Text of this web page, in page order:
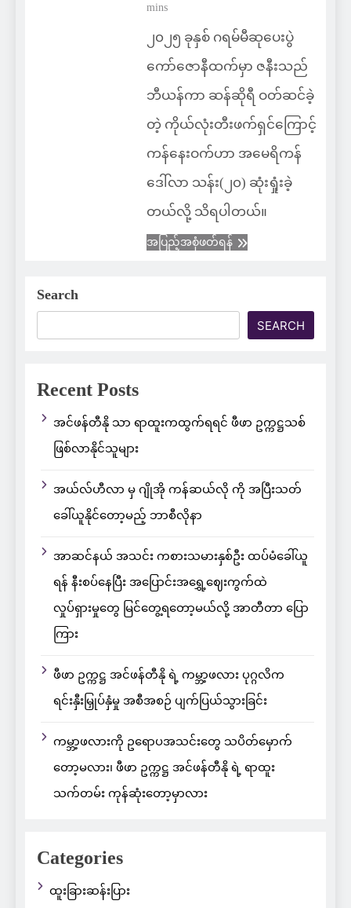
mins
၂၀၂၅ ခုနှစ် ဂရမ်မီဆုပေးပွဲ
ကော်ဇောနီထက်မှာ ဇနီးသည်
ဘီယန်ကာ ဆန်ဆိုရီ ဝတ်ဆင်ခဲ့
တဲ့ ကိုယ်လုံးတီးဖက်ရှင်ကြောင့်
ကန်နေးဝက်ဟာ အမေရိကန်
ဒေါ်လာ သန်း(၂၀) ဆုံးရှုံးခဲ့
တယ်လို့ သိရပါတယ်။
အပြည့်အစုံဖတ်ရန်
Search
SEARCH
Recent Posts
အင်ဖန်တီနို သာ ရာထူးကထွက်ရရင် ဖီဖာ ဥက္ကဋ္ဌသစ်
ဖြစ်လာနိုင်သူများ
အယ်လ်ဟီလာ မှ ဂျိုအို ကန်ဆယ်လို ကို အပြီးသတ်
ခေါ်ယူနိုင်တော့မည့် ဘာစီလိုနာ
အာဆင်နယ် အသင်း ကစားသမားနှစ်ဦး ထပ်မံခေါ်ယူ
ရန် နီးစပ်နေပြီး အပြောင်းအရွှေ့ဈေးကွက်ထဲ
လှုပ်ရှားမှုတွေ မြင်တွေ့ရတော့မယ်လို့ အာတီတာ ပြော
ကြား
ဖီဖာ ဥက္ကဋ္ဌ အင်ဖန်တီနို ရဲ့ ကမ္ဘာ့ဖလား ပုဂ္ဂလိက
ရင်းနှီးမြှုပ်နှံမှု အစီအစဉ် ပျက်ပြယ်သွားခြင်း
ကမ္ဘာ့ဖလားကို ဥရောပအသင်းတွေ သပိတ်မှောက်
တော့မလား၊ ဖီဖာ ဥက္ကဋ္ဌ အင်ဖန်တီနို ရဲ့ ရာထူး
သက်တမ်း ကုန်ဆုံးတော့မှာလား
Categories
ထူးခြားဆန်းပြား